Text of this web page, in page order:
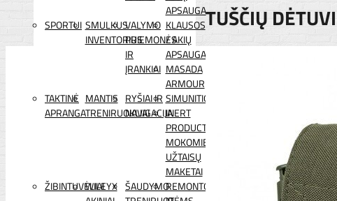
APSAUGA
SPORTUI SMULKUS
INVENTORIUS
VALYMO
PRIEMONĖS
IR
ĮRANKIAI
KLAUSOS
/ AKIŲ
APSAUGA
MASADA
ARMOUR
TAKTINĖ
APRANGA
MANTIS
TRENIRUOKLIAI
RYŠIAI IR
NAVIGACIJA
SIMUNITION
INERT
PRODUCTS
MOKOMIEJI
UŽTAISŲ
MAKETAI
ŽIBINTUVĖLIAI
WILEYX ŠAUDYMOREMONTO
TUŠČIŲ